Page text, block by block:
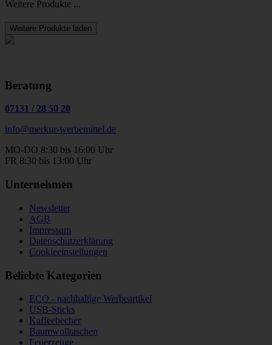
Weitere Produkte ...
Weitere Produkte laden
Beratung
07131 / 28 50 20
info@merkur-werbemittel.de
MO-DO 8:30 bis 16:00 Uhr
FR 8:30 bis 13:00 Uhr
Unternehmen
Newsletter
AGB
Impressum
Datenschutzerklärung
Cookieeinstellungen
Beliebte Kategorien
ECO - nachhaltige Werbeartikel
USB-Sticks
Kaffeebecher
Baumwolltaschen
Feuerzeuge